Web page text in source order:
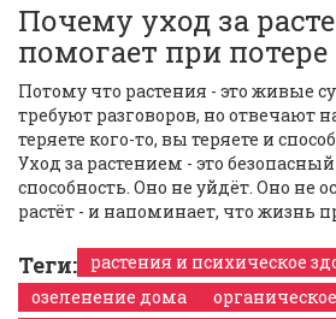
Почему уход за
помогает при
Потому что растения - это живые
требуют разговоров, но отвечают
теряете кого-то, вы теряете и
Уход за растением - это
способность. Оно не уйдёт. Оно не
растёт - и напоминает, что жизнь
Теги:
растения и психическое
озеленение дома